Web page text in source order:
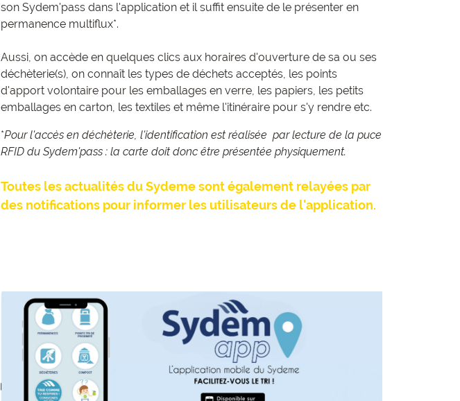
son Sydem'pass dans l'application et il suffit ensuite de le présenter en
permanence multiflux*.
Aussi, on accède en quelques clics aux horaires d'ouverture de sa ou ses
déchèterie(s), on connaît les types de déchets acceptés, les points
d'apport volontaire pour les emballages en verre, les papiers, les petits
emballages en carton, les textiles et même l'itinéraire pour s'y rendre etc.
*Pour l'accès en déchèterie, l'identification est réalisée par lecture de la puce
RFID du Sydem'pass : la carte doit donc être présentée physiquement.
Toutes les actualités du Sydeme sont également relayées par
des notifications pour informer les utilisateurs de l'application.